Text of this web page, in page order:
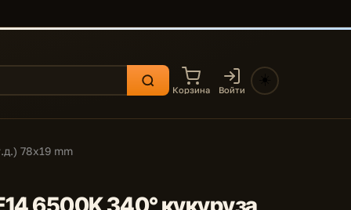
Корзина Войти
78x19 mm